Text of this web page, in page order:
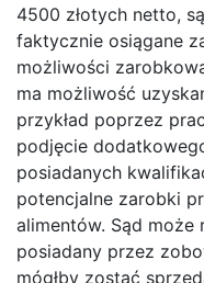
4500 złotych netto,
faktycznie osiągane
możliwości
ma możliwość
przykład poprzez
podjęcie
posiadanych
potencjalne zarobki
alimentów. Sąd
posiadany przez
mógłby zostać